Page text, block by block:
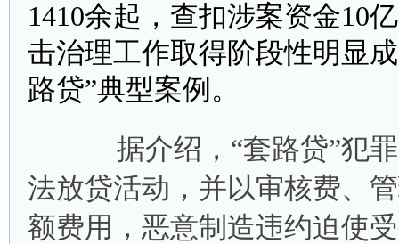
1410余起，查扣涉案资金10
击治理工作取得阶段性明显
路贷”典型案例。
据介绍，“套路贷”犯罪
法放贷活动，并以审核费、
额费用，恶意制造违约迫使